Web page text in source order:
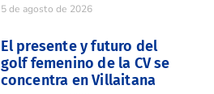
5 de agosto de 2026
El presente y futuro del
golf femenino de la CV se
concentra en Villaitana